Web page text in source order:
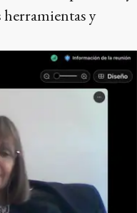
herramientas y